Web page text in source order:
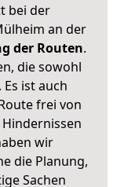
bei der
an der
der Routen.
die sowohl
ist auch
frei von
wir
die Planung,
Sachen